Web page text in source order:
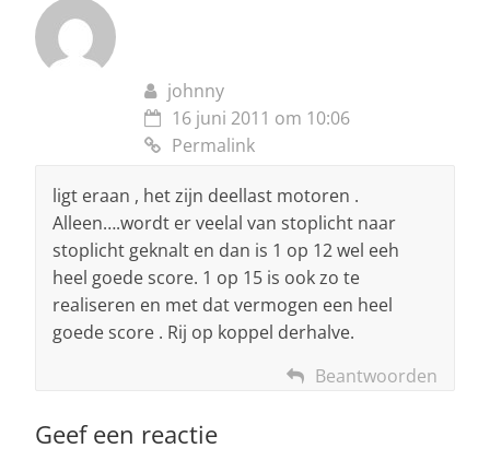
johnny
16 juni 2011 om 10:06
Permalink
ligt eraan , het zijn deellast motoren .
Alleen….wordt er veelal van stoplicht naar
stoplicht geknalt en dan is 1 op 12 wel eeh
heel goede score. 1 op 15 is ook zo te
realiseren en met dat vermogen een heel
goede score . Rij op koppel derhalve.
Beantwoorden
Geef een reactie